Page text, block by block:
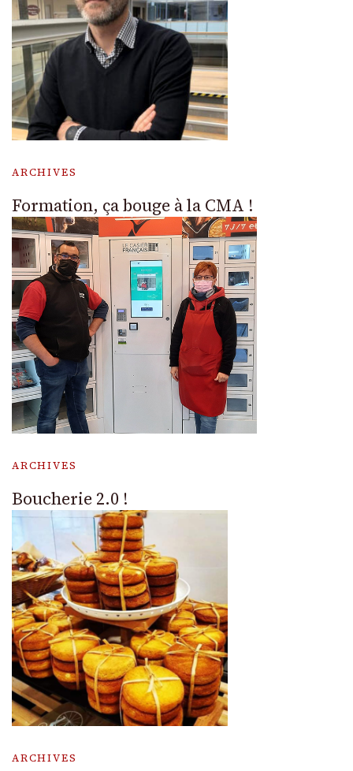
ARCHIVES
Formation, ça bouge à la CMA !
ARCHIVES
Boucherie 2.0 !
ARCHIVES